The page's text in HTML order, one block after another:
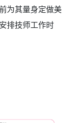
为其量身定做美
排技师工作时